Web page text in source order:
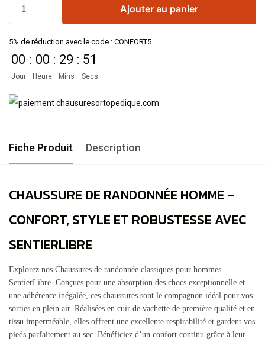
Ajouter au panier
5% de réduction avec le code : CONFORT5
00
Jour
: 00
Heure
: 29
Mins
: 51
Secs
Fiche Produit Description
CHAUSSURE DE RANDONNÉE HOMME –
CONFORT, STYLE ET ROBUSTESSE AVEC
SENTIERLIBRE
Explorez nos Chaussures de randonnée classiques pour hommes
SentierLibre. Conçues pour une absorption des chocs exceptionnelle et
une adhérence inégalée, ces chaussures sont le compagnon idéal pour vos
sorties en plein air. Réalisées en cuir de vachette de première qualité et en
tissu imperméable, elles offrent une excellente respirabilité et gardent vos
pieds parfaitement au sec. Bénéficiez d’un confort continu grâce à leur